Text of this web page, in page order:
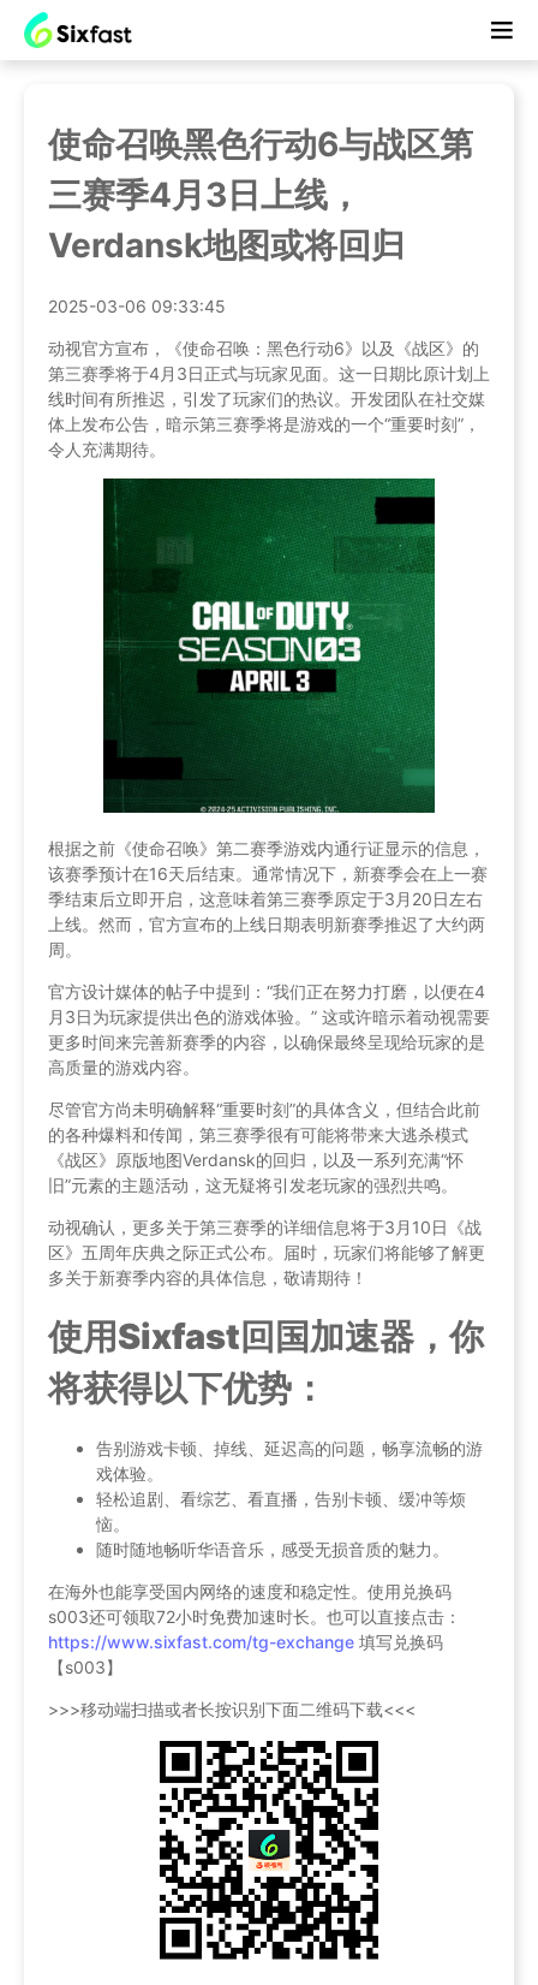
使命召唤黑色行动6与战区第
三赛季4月3日上线，
Verdansk地图或将回归
2025-03-06 09:33:45
动视官方宣布，《使命召唤：黑色行动6》以及《战区》的
第三赛季将于4月3日正式与玩家见面。这一日期比原计划上
线时间有所推迟，引发了玩家们的热议。开发团队在社交媒
体上发布公告，暗示第三赛季将是游戏的一个“重要时刻”，
令人充满期待。
根据之前《使命召唤》第二赛季游戏内通行证显示的信息，
该赛季预计在16天后结束。通常情况下，新赛季会在上一赛
季结束后立即开启，这意味着第三赛季原定于3月20日左右
上线。然而，官方宣布的上线日期表明新赛季推迟了大约两
周。
官方设计媒体的帖子中提到：“我们正在努力打磨，以便在4
月3日为玩家提供出色的游戏体验。” 这或许暗示着动视需要
更多时间来完善新赛季的内容，以确保最终呈现给玩家的是
高质量的游戏内容。
尽管官方尚未明确解释“重要时刻”的具体含义，但结合此前
的各种爆料和传闻，第三赛季很有可能将带来大逃杀模式
《战区》原版地图Verdansk的回归，以及一系列充满“怀
旧”元素的主题活动，这无疑将引发老玩家的强烈共鸣。
动视确认，更多关于第三赛季的详细信息将于3月10日《战
区》五周年庆典之际正式公布。届时，玩家们将能够了解更
多关于新赛季内容的具体信息，敬请期待！
使用Sixfast回国加速器，你
将获得以下优势：
告别游戏卡顿、掉线、延迟高的问题，畅享流畅的游
戏体验。
轻松追剧、看综艺、看直播，告别卡顿、缓冲等烦
恼。
随时随地畅听华语音乐，感受无损音质的魅力。
在海外也能享受国内网络的速度和稳定性。使用兑换码
s003还可领取72小时免费加速时长。也可以直接点击：
https://www.sixfast.com/tg-exchange 填写兑换码
【s003】
>>>移动端扫描或者长按识别下面二维码下载<<<